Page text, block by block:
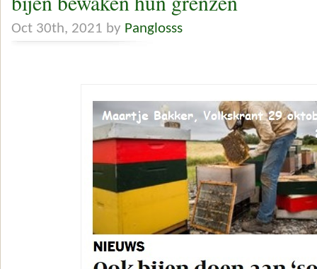
Oct 30th, 2021 by Panglosss